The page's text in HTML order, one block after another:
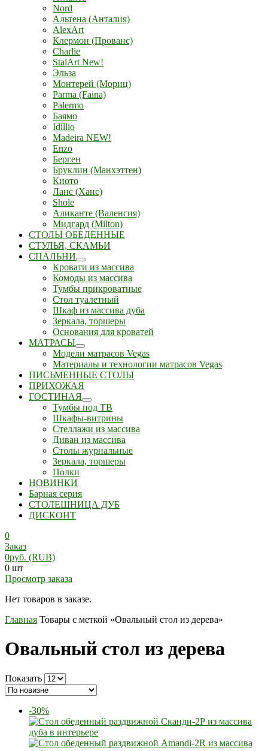
Nord
Альтена (Анталия)
AlexArt
Клермон (Прованс)
Charlie
StalArt New!
Эльза
Монтерей (Мориц)
Parma (Faina)
Palermo
Баямо
Idillio
Madeira NEW!
Enzo
Берген
Бруклин (Манхэттен)
Киото
Ланс (Ханс)
Shole
Аликанте (Валенсия)
Мидгард (Milton)
СТОЛЫ ОБЕДЕННЫЕ
СТУЛЬЯ, СКАМЬИ
СПАЛЬНИ
Кровати из массива
Комоды из массива
Тумбы прикроватные
Стол туалетный
Шкаф из массива дуба
Зеркала, торшеры
Основания для кроватей
МАТРАСЫ
Модели матрасов Vegas
Материалы и технологии матрасов Vegas
ПИСЬМЕННЫЕ СТОЛЫ
ПРИХОЖАЯ
ГОСТИНАЯ
Тумбы под ТВ
Шкафы-витрины
Стеллажи из массива
Диван из массива
Столы журнальные
Зеркала, торшеры
Полки
НОВИНКИ
Барная серия
СТОЛЕШНИЦА ДУБ
ДИСКОНТ
0
Заказ
0руб. (RUB)
0 шт
Просмотр заказа
Нет товаров в заказе.
Главная Товары с меткой «Овальный стол из дерева»
Овальный стол из дерева
Показать
-30%